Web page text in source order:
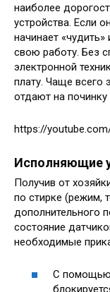
наиболее
устройства. Если
начинает
свою работу. Без
электронной
плату. Чаще всего
отдают на
https://
Исполняющие
Получив от
по стирке (режим,
дополнительного
состояние
необходимые
С помощью